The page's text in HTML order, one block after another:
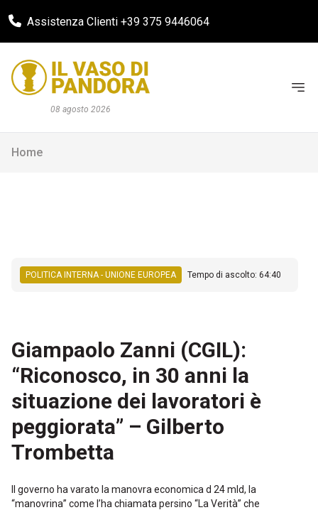
Assistenza Clienti +39 375 9446064
08 agosto 2026
Home
POLITICA INTERNA - UNIONE EUROPEA Tempo di ascolto: 64:40
Giampaolo Zanni (CGIL):
“Riconosco, in 30 anni la
situazione dei lavoratori è
peggiorata” – Gilberto
Trombetta
Il governo ha varato la manovra economica d 24 mld, la
“manovrina” come l’ha chiamata persino “La Verità” che